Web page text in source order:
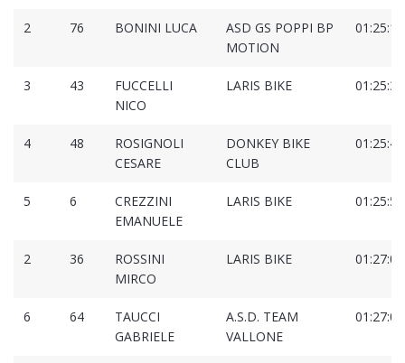
2 76 BONINI LUCA
ASD GS POPPI BP
MOTION
3 43
FUCCELLI
NICO
LARIS BIKE
4 48
ROSIGNOLI
CESARE
DONKEY BIKE
CLUB
5 6
CREZZINI
EMANUELE
LARIS BIKE
2 36
ROSSINI
MIRCO
LARIS BIKE
6 64
TAUCCI
GABRIELE
A.S.D. TEAM
VALLONE